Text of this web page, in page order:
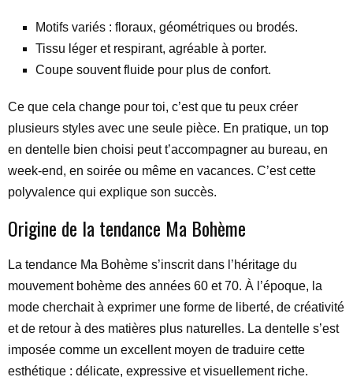
Motifs variés : floraux, géométriques ou brodés.
Tissu léger et respirant, agréable à porter.
Coupe souvent fluide pour plus de confort.
Ce que cela change pour toi, c’est que tu peux créer
plusieurs styles avec une seule pièce. En pratique, un top
en dentelle bien choisi peut t’accompagner au bureau, en
week-end, en soirée ou même en vacances. C’est cette
polyvalence qui explique son succès.
Origine de la tendance Ma Bohème
La tendance Ma Bohème s’inscrit dans l’héritage du
mouvement bohème des années 60 et 70. À l’époque, la
mode cherchait à exprimer une forme de liberté, de créativité
et de retour à des matières plus naturelles. La dentelle s’est
imposée comme un excellent moyen de traduire cette
esthétique : délicate, expressive et visuellement riche.